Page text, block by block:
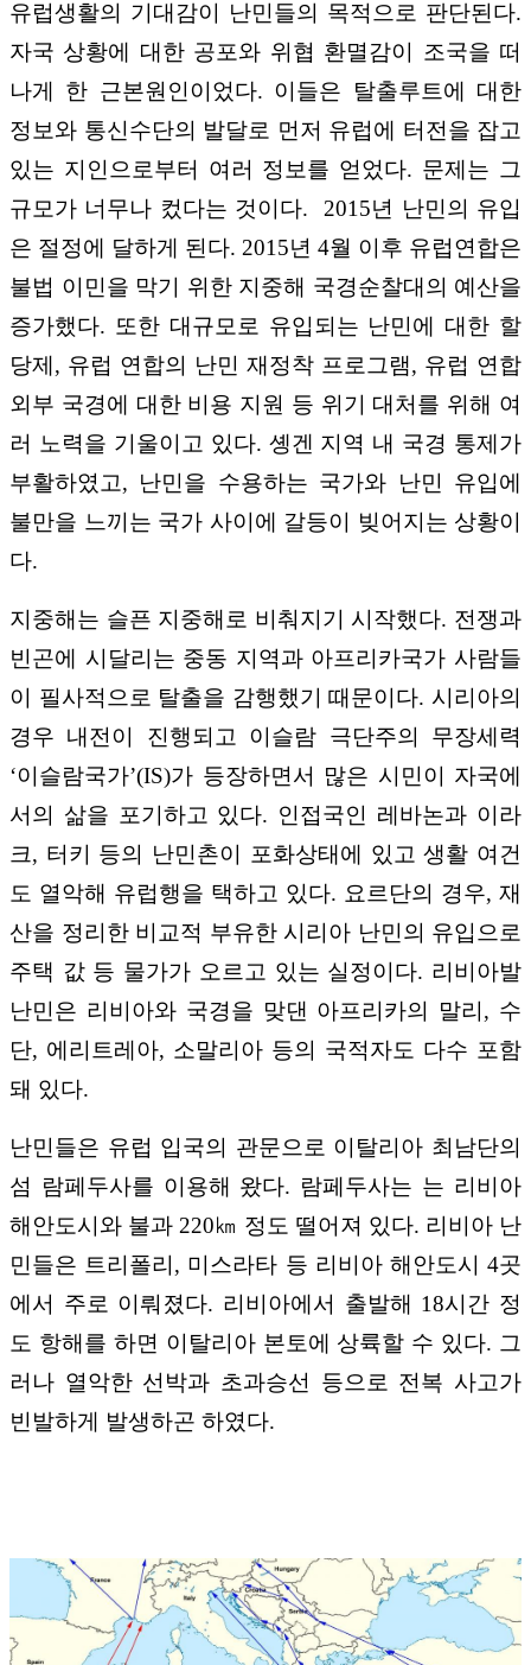
유럽생활의 기대감이 난민들의 목적으로 판단된다.
자국 상황에 대한 공포와 위협 환멸감이 조국을 떠
나게 한 근본원인이었다. 이들은 탈출루트에 대한
정보와 통신수단의 발달로 먼저 유럽에 터전을 잡고
있는 지인으로부터 여러 정보를 얻었다. 문제는 그
규모가 너무나 컸다는 것이다. 2015년 난민의 유입
은 절정에 달하게 된다. 2015년 4월 이후 유럽연합은
불법 이민을 막기 위한 지중해 국경순찰대의 예산을
증가했다. 또한 대규모로 유입되는 난민에 대한 할
당제, 유럽 연합의 난민 재정착 프로그램, 유럽 연합
외부 국경에 대한 비용 지원 등 위기 대처를 위해 여
러 노력을 기울이고 있다. 솅겐 지역 내 국경 통제가
부활하였고, 난민을 수용하는 국가와 난민 유입에
불만을 느끼는 국가 사이에 갈등이 빚어지는 상황이
다.
지중해는 슬픈 지중해로 비춰지기 시작했다. 전쟁과
빈곤에 시달리는 중동 지역과 아프리카국가 사람들
이 필사적으로 탈출을 감행했기 때문이다. 시리아의
경우 내전이 진행되고 이슬람 극단주의 무장세력
‘이슬람국가’(IS)가 등장하면서 많은 시민이 자국에
서의 삶을 포기하고 있다. 인접국인 레바논과 이라
크, 터키 등의 난민촌이 포화상태에 있고 생활 여건
도 열악해 유럽행을 택하고 있다. 요르단의 경우, 재
산을 정리한 비교적 부유한 시리아 난민의 유입으로
주택 값 등 물가가 오르고 있는 실정이다. 리비아발
난민은 리비아와 국경을 맞댄 아프리카의 말리, 수
단, 에리트레아, 소말리아 등의 국적자도 다수 포함
돼 있다.
난민들은 유럽 입국의 관문으로 이탈리아 최남단의
섬 람페두사를 이용해 왔다. 람페두사는 는 리비아
해안도시와 불과 220㎞ 정도 떨어져 있다. 리비아 난
민들은 트리폴리, 미스라타 등 리비아 해안도시 4곳
에서 주로 이뤄졌다. 리비아에서 출발해 18시간 정
도 항해를 하면 이탈리아 본토에 상륙할 수 있다. 그
러나 열악한 선박과 초과승선 등으로 전복 사고가
빈발하게 발생하곤 하였다.